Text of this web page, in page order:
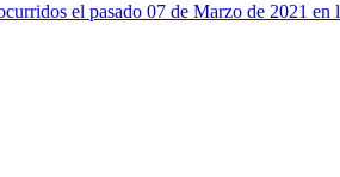
el pasado 07 de Marzo de 2021 en